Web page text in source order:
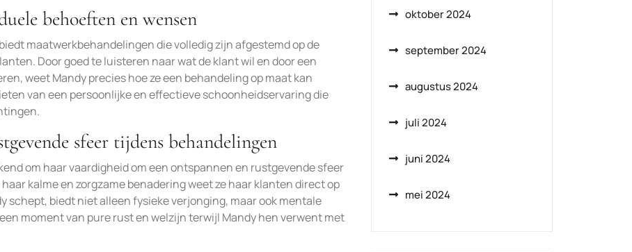
behoeften en wensen
maatwerkbehandelingen die volledig zijn afgestemd op de
Door goed te luisteren naar wat de klant wil en door een
weet Mandy precies hoe ze een behandeling op maat kan
van een persoonlijke en effectieve schoonheidservaring die
sfeer tijdens behandelingen
om haar vaardigheid om een ontspannen en rustgevende sfeer
kalme en zorgzame benadering weet ze haar klanten direct op
schept, biedt niet alleen fysieke verjonging, maar ook mentale
moment van pure rust en welzijn terwijl Mandy hen verwent met
oktober 2024
september 2024
augustus 2024
juli 2024
juni 2024
mei 2024